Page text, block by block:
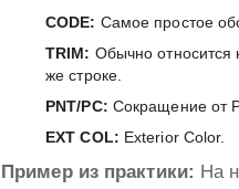
CODE: Самое простое
TRIM: Обычно относится
же строке.
PNT/PC: Сокращение от
EXT COL: Exterior Color.
Пример из практики: На